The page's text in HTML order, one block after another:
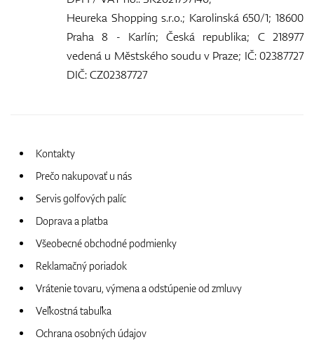
Heureka Shopping s.r.o.; Karolinská 650/1; 18600
Praha 8 - Karlín; Česká republika; C 218977
vedená u Městského soudu v Praze; IČ: 02387727
DIČ: CZ02387727
Kontakty
Prečo nakupovať u nás
Servis golfových palíc
Doprava a platba
Všeobecné obchodné podmienky
Reklamačný poriadok
Vrátenie tovaru, výmena a odstúpenie od zmluvy
Veľkostná tabuľka
Ochrana osobných údajov